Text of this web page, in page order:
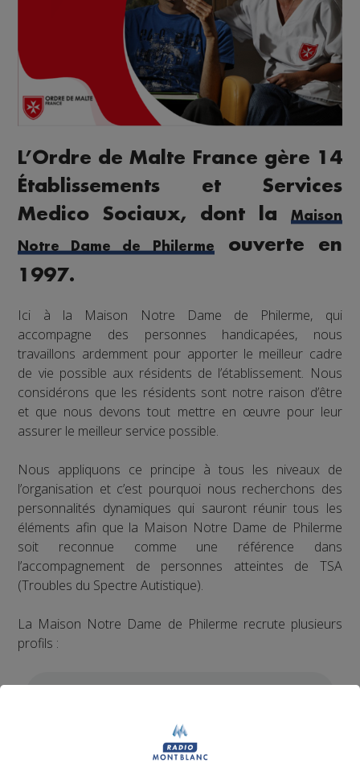
L’Ordre de Malte France gère 14
Établissements et Services
Medico Sociaux, dont la
Maison
Notre Dame de Philerme
ouverte en
1997.
Ici à la Maison Notre Dame de Philerme, qui
accompagne des personnes handicapées, nous
travaillons ardemment pour apporter le meilleur cadre
de vie possible aux résidents de l’établissement. Nous
considérons que les résidents sont notre raison d’être
et que nous devons tout mettre en œuvre pour leur
assurer le meilleur service possible.
Nous appliquons ce principe à tous les niveaux de
l’organisation et c’est pourquoi nous recherchons des
personnalités dynamiques qui sauront réunir tous les
éléments afin que la Maison Notre Dame de Philerme
soit reconnue comme une référence dans
l’accompagnement de personnes atteintes de TSA
(Troubles du Spectre Autistique).
La Maison Notre Dame de Philerme recrute plusieurs
profils :